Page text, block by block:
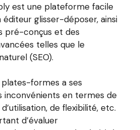
est une plateforme facile
éditeur glisser-déposer, ainsi
pré-conçus et des
telles que le
(SEO).
formes a ses
inconvénients en termes de
de flexibilité, etc.
d’évaluer